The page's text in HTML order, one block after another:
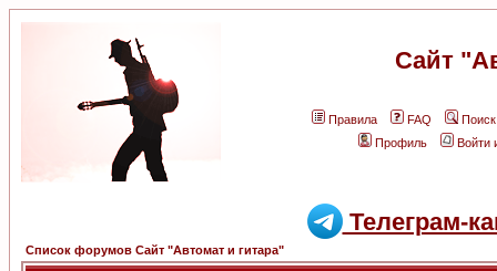
Сайт
Правила FAQ
Поиск
Профиль
Войти
Телеграм-
Список форумов Сайт "Автомат и гитара"